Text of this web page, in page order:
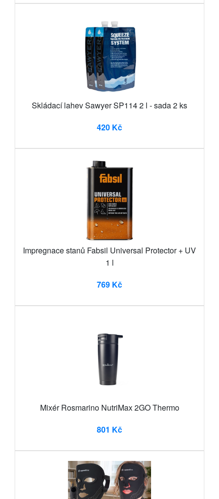
Skládací lahev Sawyer SP114 2 l - sada 2 ks
420 Kč
Impregnace stanů Fabsil Universal Protector + UV
1 l
769 Kč
Mixér Rosmarino NutriMax 2GO Thermo
801 Kč